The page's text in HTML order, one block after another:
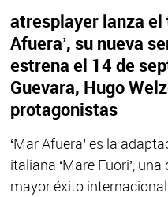
atresplayer lanza
Afuera’, su nueva
estrena el 14 de
Guevara, Hugo
protagonistas
‘Mar Afuera’ es la
italiana ‘Mare Fuori’,
mayor éxito